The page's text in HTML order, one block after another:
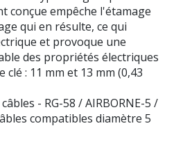
conçue empêche l'étamage
qui en résulte, ce qui
et provoque une
des propriétés électriques
clé : 11 mm et 13 mm (0,43
- RG-58 / AIRBORNE-5 /
compatibles diamètre 5